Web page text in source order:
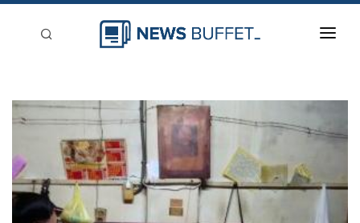
新聞稿分類
登入
刊登